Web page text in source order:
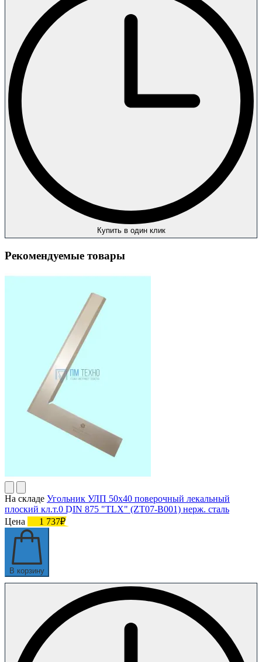
Купить в один клик
Рекомендуемые товары
На складе Угольник УЛП 50х40 поверочный лекальный
плоский кл.т.0 DIN 875 "TLX" (ZT07-B001) нерж. сталь
Цена
1 737₽
В корзину